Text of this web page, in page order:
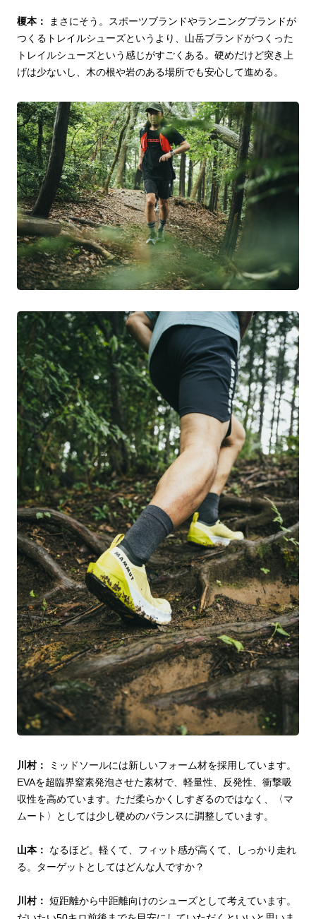
榎本：
まさにそう。スポーツブランドやランニングブランドが
つくるトレイルシューズというより、山岳ブランドがつくった
トレイルシューズという感じがすごくある。硬めだけど突き上
げは少ないし、木の根や岩のある場所でも安心して進める。
川村：
ミッドソールには新しいフォーム材を採用しています。
EVAを超臨界窒素発泡させた素材で、軽量性、反発性、衝撃吸
収性を高めています。ただ柔らかくしすぎるのではなく、〈マ
ムート〉としては少し硬めのバランスに調整しています。
山本：
なるほど。軽くて、フィット感が高くて、しっかり走れ
る。ターゲットとしてはどんな人ですか？
川村： 短距離から中距離向けのシューズとして考えています。